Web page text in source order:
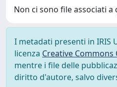
Non ci sono file associati
I metadati presenti in IRIS
licenza Creative Commons
mentre i file delle
diritto d'autore, salvo